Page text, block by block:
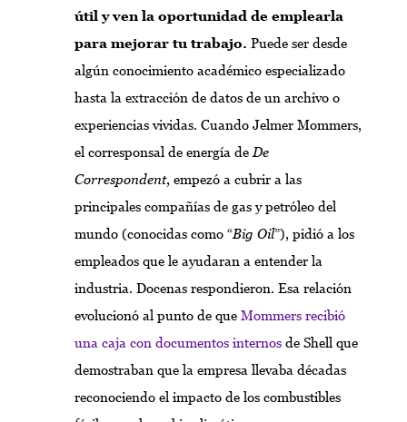
útil y ven la oportunidad de emplearla
para mejorar tu trabajo. Puede ser desde
algún conocimiento académico especializado
hasta la extracción de datos de un archivo o
experiencias vividas. Cuando Jelmer Mommers,
el corresponsal de energía de De
Correspondent, empezó a cubrir a las
principales compañías de gas y petróleo del
mundo (conocidas como “Big Oil”), pidió a los
empleados que le ayudaran a entender la
industria. Docenas respondieron. Esa relación
evolucionó al punto de que Mommers recibió
una caja con documentos internos de Shell que
demostraban que la empresa llevaba décadas
reconociendo el impacto de los combustibles